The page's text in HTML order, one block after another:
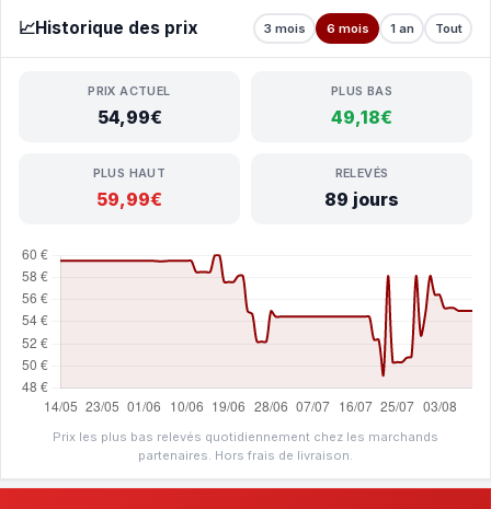
📈Historique des prix 3 mois 6 mois 1 an Tout
PRIX ACTUEL
54,99€
PLUS BAS
49,18€
PLUS HAUT
59,99€
RELEVÉS
89 jours
Prix les plus bas relevés quotidiennement chez les marchands
partenaires. Hors frais de livraison.